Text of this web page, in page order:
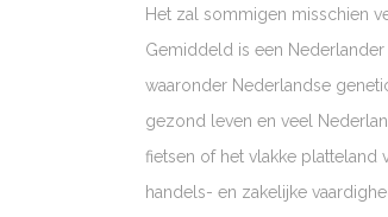
Het zal sommigen misschien
Gemiddeld is een
waaronder Nederlandse
gezond leven en veel
fietsen of het vlakke platteland
handels- en zakelijke